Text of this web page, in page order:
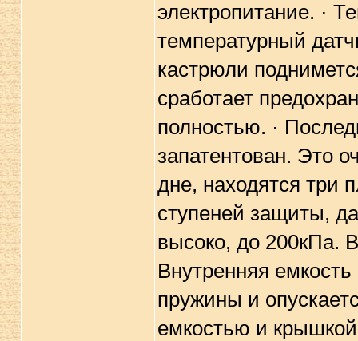
электропитание. ·
температурный
кастрюли
сработает
полностью. ·
запатентован. Это
дне, находятся три
ступеней защиты,
высоко, до 200кПа.
Внутренняя
пружины и
емкостью и крышкой